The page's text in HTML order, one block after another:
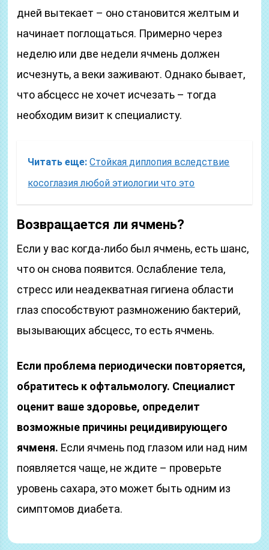
дней вытекает – оно становится желтым и
начинает поглощаться. Примерно через
неделю или две недели ячмень должен
исчезнуть, а веки заживают. Однако бывает,
что абсцесс не хочет исчезать – тогда
необходим визит к специалисту.
Читать еще: Стойкая диплопия вследствие
косоглазия любой этиологии что это
Возвращается ли ячмень?
Если у вас когда-либо был ячмень, есть шанс,
что он снова появится. Ослабление тела,
стресс или неадекватная гигиена области
глаз способствуют размножению бактерий,
вызывающих абсцесс, то есть ячмень.
Если проблема периодически повторяется,
обратитесь к офтальмологу. Специалист
оценит ваше здоровье, определит
возможные причины рецидивирующего
ячменя. Если ячмень под глазом или над ним
появляется чаще, не ждите – проверьте
уровень сахара, это может быть одним из
симптомов диабета.